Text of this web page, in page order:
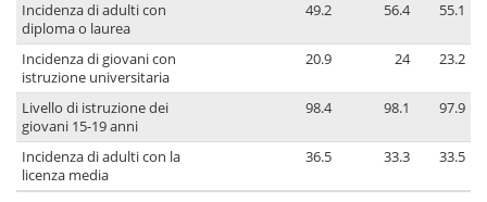
Incidenza di adulti con
diploma o laurea
49.2 56.4 55.1
Incidenza di giovani con
istruzione universitaria
20.9 24 23.2
Livello di istruzione dei
giovani 15-19 anni
98.4 98.1 97.9
Incidenza di adulti con la
licenza media
36.5 33.3 33.5